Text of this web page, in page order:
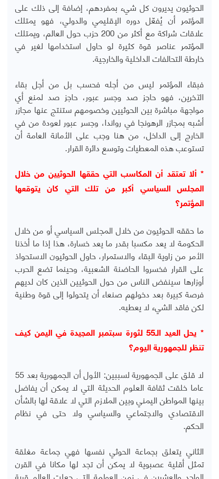
الحوثيون يديرون كل شيء بمفردهم، إضافة إلى ذلك على
المؤتمر أن يُفعّل دوره الإقليمي والدولي، فهو يمتلك
علاقات شراكة مع أكثر من 200 حزب حول العالم، ويمتلك
المؤتمر عناصر قوة كثيرة لو حاول استخدامها لغير في
خارطة التحالفات الداخلية والخارجية.
فبقاء المؤتمر ليس من أجله فحسب بل من أجل بقاء
الآخرين، فهو حاجز صد وجسر عبور، حاجز صد لمنع أي
مواجهة مباشرة بين الحوثيين وخصومهم ستنتج عنها مجازر
أشبه بمجازر الرهونجا في رواندا، وجسر عبور لعودة من في
الخارج إلى الداخل، من هنا وجب على الأمانة العامة أن
تستوعب هذه المعطيات وتوسع دائرة القرار.
* ألا تعتقد أن المكاسب التي حققها الحوثيين من خلال
المجلس السياسي أكبر من تلك التي كان يتوقعها
المؤتمر؟
ما حققه الحوثيون من خلال المجلس السياسي أو من خلال
الحكومة لا يعد مكسبا بقدر ما يعد خسارة، هذا إذا ما أخذنا
الأمر من زاوية البقاء والاستمرار، حاول الحوثيون الاستحواذ
على القرار فخسروا الحاضنة الشعبية، وحينما تضع الحرب
أوزارها سينفض الناس من حول الحوثيين الذين كان لديهم
فرصة كبيرة بعد دخولهم صنعاء أن يتحولوا إلى قوة وطنية
لكن فاقد الشيء لا يعطيه.
* يحل العيد الـ55 لثورة سبتمبر المجيدة في اليمن كيف
تنظر للجمهورية اليوم؟
لا قلق على الجمهورية لسببين: الأول أن الجمهورية بعد 55
عاما خلقت ثقافة العلوم الحديثة التي لا يمكن أن يفاضل
بينها المواطن اليمني وبين الملازم التي لا علاقة لها بالشأن
الاقتصادي والاجتماعي والسياسي ولا حتى في نظام
الحكم.
الثاني يتعلق بجماعة الحوثي نفسها فهي جماعة مغلقة
تمثل أقلية عصبوية لا يمكن أن تجد لها مكانا في القرن
الواحد والعشرين في زمن العولمة التي جعلت العالم قرية